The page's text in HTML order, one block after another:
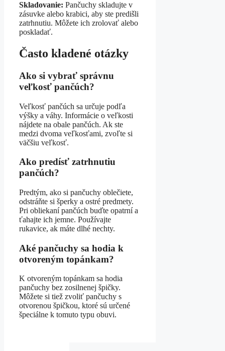
Skladovanie: Pančuchy skladujte v
zásuvke alebo krabici, aby ste predišli
zatrhnutiu. Môžete ich zrolovať alebo
poskladať.
Často kladené otázky
Ako si vybrať správnu
veľkosť pančúch?
Veľkosť pančúch sa určuje podľa
výšky a váhy. Informácie o veľkosti
nájdete na obale pančúch. Ak ste
medzi dvoma veľkosťami, zvoľte si
väčšiu veľkosť.
Ako predísť zatrhnutiu
pančúch?
Predtým, ako si pančuchy oblečiete,
odstráňte si šperky a ostré predmety.
Pri obliekaní pančúch buďte opatrní a
ťahajte ich jemne. Používajte
rukavice, ak máte dlhé nechty.
Aké pančuchy sa hodia k
otvoreným topánkam?
K otvoreným topánkam sa hodia
pančuchy bez zosilnenej špičky.
Môžete si tiež zvoliť pančuchy s
otvorenou špičkou, ktoré sú určené
špeciálne k tomuto typu obuvi.